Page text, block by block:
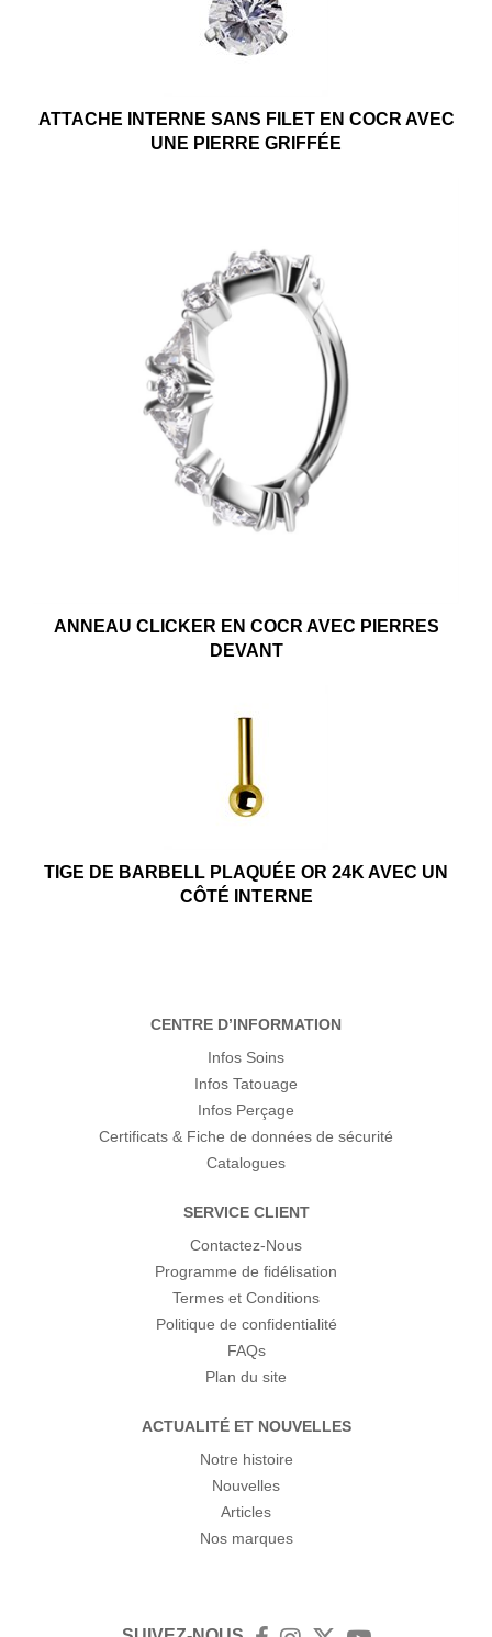
ATTACHE INTERNE SANS FILET EN COCR AVEC
UNE PIERRE GRIFFÉE
ANNEAU CLICKER EN COCR AVEC PIERRES
DEVANT
TIGE DE BARBELL PLAQUÉE OR 24K AVEC UN
CÔTÉ INTERNE
CENTRE D’INFORMATION
Infos Soins
Infos Tatouage
Infos Perçage
Certificats & Fiche de données de sécurité
Catalogues
SERVICE CLIENT
Contactez-Nous
Programme de fidélisation
Termes et Conditions
Politique de confidentialité
FAQs
Plan du site
ACTUALITÉ ET NOUVELLES
Notre histoire
Nouvelles
Articles
Nos marques